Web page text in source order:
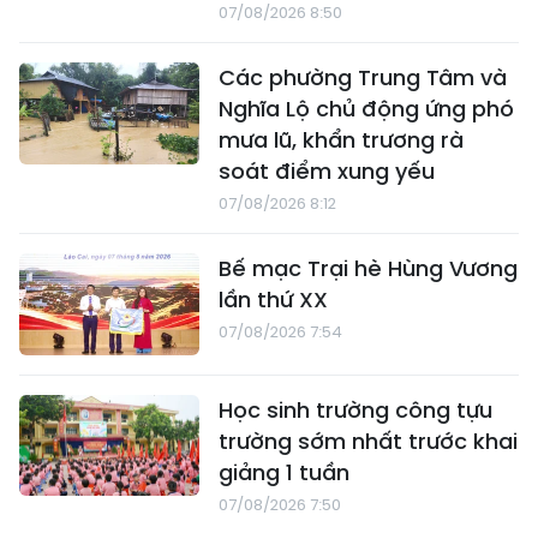
07/08/2026 8:50
Các phường Trung Tâm và
Nghĩa Lộ chủ động ứng phó
mưa lũ, khẩn trương rà
soát điểm xung yếu
07/08/2026 8:12
Bế mạc Trại hè Hùng Vương
lần thứ XX
07/08/2026 7:54
Học sinh trường công tựu
trường sớm nhất trước khai
giảng 1 tuần
07/08/2026 7:50